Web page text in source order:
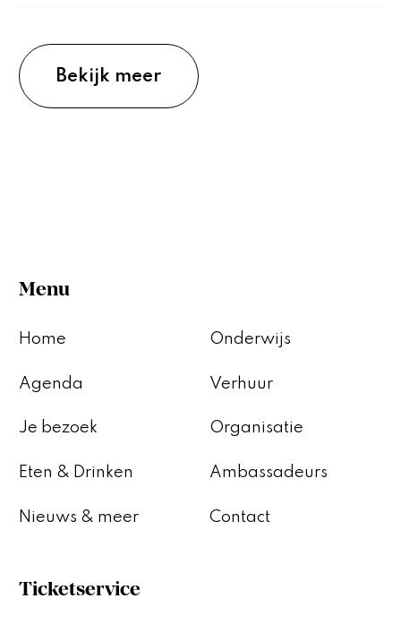
Bekijk meer
Menu
Home
Agenda
Je bezoek
Eten & Drinken
Nieuws & meer
Onderwijs
Verhuur
Organisatie
Ambassadeurs
Contact
Ticketservice